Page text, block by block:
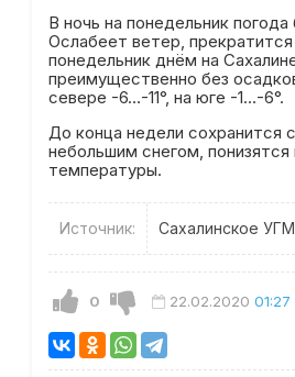
В ночь на понедельник
Ослабеет ветер, прекратится
понедельник днём на
преимущественно без
севере -6…-11°, на юге -1…-6°.
До конца недели сохранится
небольшим снегом, понизятся
температуры.
Источник: Сахалинское
0 22.02.2020 01:27